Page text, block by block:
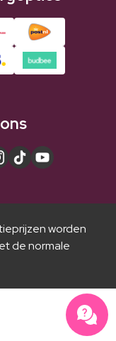
worden
de normale